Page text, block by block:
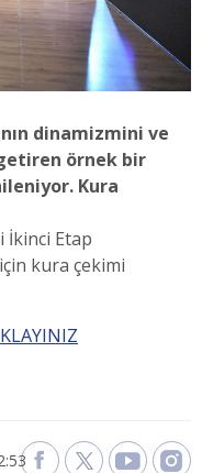
dinamizmini ve
örnek bir
Kura
İkinci Etap
kura çekimi